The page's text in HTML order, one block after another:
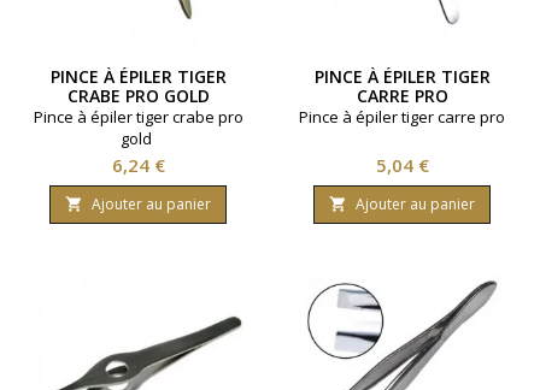
PINCE À ÉPILER TIGER
CRABE PRO GOLD
Pince à épiler tiger crabe pro
gold
Prix
6,24 €
 Ajouter au panier
PINCE À ÉPILER TIGER
CARRE PRO
Pince à épiler tiger carre pro
Prix
5,04 €
 Ajouter au panier